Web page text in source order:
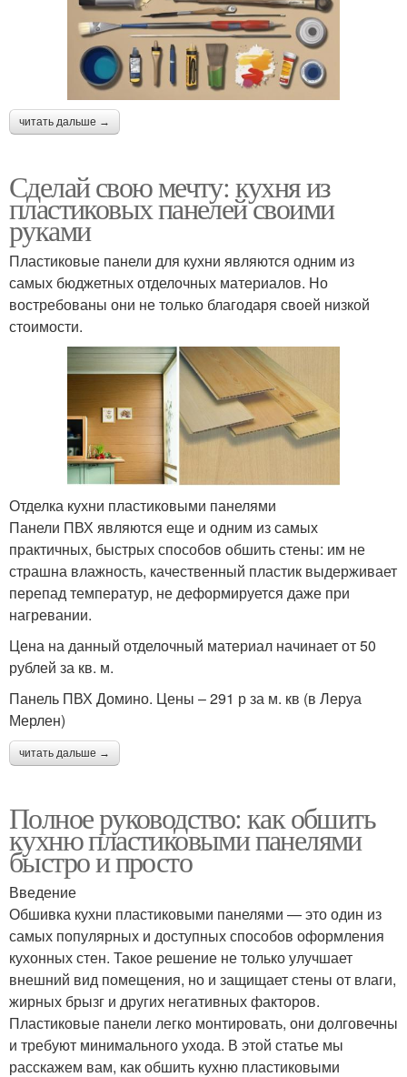
читать дальше →
Сделай свою мечту: кухня из
пластиковых панелей своими
руками
Пластиковые панели для кухни являются одним из
самых бюджетных отделочных материалов. Но
востребованы они не только благодаря своей низкой
стоимости.
Отделка кухни пластиковыми панелями
Панели ПВХ являются еще и одним из самых
практичных, быстрых способов обшить стены: им не
страшна влажность, качественный пластик выдерживает
перепад температур, не деформируется даже при
нагревании.
Цена на данный отделочный материал начинает от 50
рублей за кв. м.
Панель ПВХ Домино. Цены – 291 р за м. кв (в Леруа
Мерлен)
читать дальше →
Полное руководство: как обшить
кухню пластиковыми панелями
быстро и просто
Введение
Обшивка кухни пластиковыми панелями — это один из
самых популярных и доступных способов оформления
кухонных стен. Такое решение не только улучшает
внешний вид помещения, но и защищает стены от влаги,
жирных брызг и других негативных факторов.
Пластиковые панели легко монтировать, они долговечны
и требуют минимального ухода. В этой статье мы
расскажем вам, как обшить кухню пластиковыми